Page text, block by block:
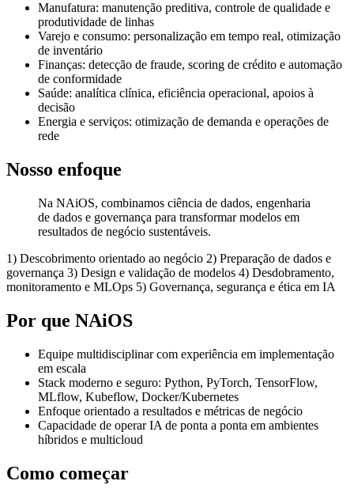
Manufatura: manutenção preditiva, controle de qualidade e
produtividade de linhas
Varejo e consumo: personalização em tempo real, otimização
de inventário
Finanças: detecção de fraude, scoring de crédito e automação
de conformidade
Saúde: analítica clínica, eficiência operacional, apoios à
decisão
Energia e serviços: otimização de demanda e operações de
rede
Nosso enfoque
Na NAiOS, combinamos ciência de dados, engenharia
de dados e governança para transformar modelos em
resultados de negócio sustentáveis.
1) Descobrimento orientado ao negócio 2) Preparação de dados e
governança 3) Design e validação de modelos 4) Desdobramento,
monitoramento e MLOps 5) Governança, segurança e ética em IA
Por que NAiOS
Equipe multidisciplinar com experiência em implementação
em escala
Stack moderno e seguro: Python, PyTorch, TensorFlow,
MLflow, Kubeflow, Docker/Kubernetes
Enfoque orientado a resultados e métricas de negócio
Capacidade de operar IA de ponta a ponta em ambientes
híbridos e multicloud
Como começar